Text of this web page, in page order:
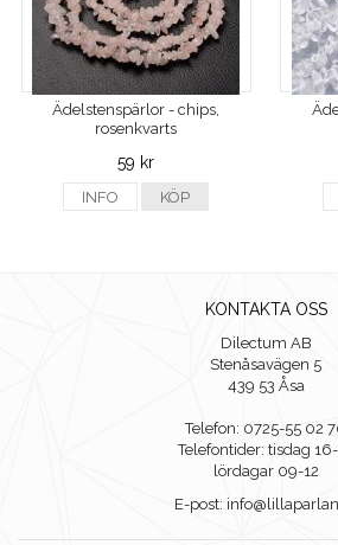
Ädelstenspärlor - chips,
rosenkvarts
59 kr
INFO KÖP
KONTAKTA OSS
Dilectum AB
Stenåsavägen 5
439 53 Åsa
Telefon: 0725-55 02
Telefontider: tisdag
lördagar 09-12
E-post: